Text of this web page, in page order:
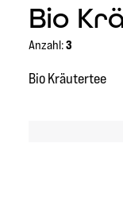
Bio
Anzahl:3
Bio Kräutertee